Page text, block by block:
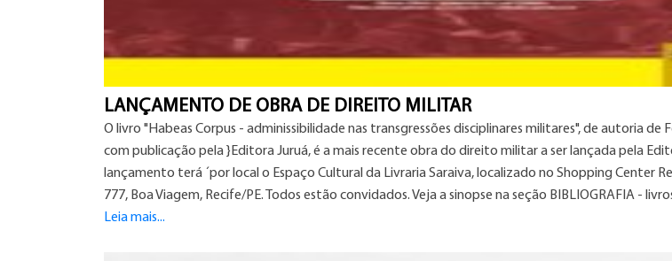
LANÇAMENTO DE OBRA DE DIREITO MILITAR
O livro "Habeas Corpus - adminissibilidade nas transgressões disciplinares militares", de autoria de
com publicação pela }Editora Juruá, é a mais recente obra do direito militar a ser lançada pela
lançamento terá ´por local o Espaço Cultural da Livraria Saraiva, localizado no Shopping Center
777, Boa Viagem, Recife/PE. Todos estão convidados. Veja a sinopse na seção BIBLIOGRAFIA -
Leia mais...